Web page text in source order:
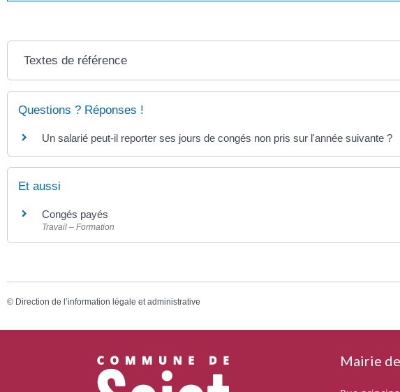
Textes de référence
Questions ? Réponses !
Un salarié peut-il reporter ses jours de congés non pris sur l'année suivante ?
Et aussi
Congés payés
Travail – Formation
© Direction de l’information légale et administrative
Mairie de